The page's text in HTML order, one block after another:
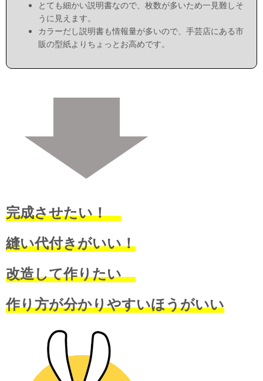
とても細かい説明書なので、枚数が多いため一見難しそ
うに見えます。
カラーだし説明書も情報量が多いので、手芸店にある市
販の型紙よりちょっとお高めです。
完成させたい！
縫い代付きがいい！
改造して作りたい
作り方が分かりやすいほうがいい